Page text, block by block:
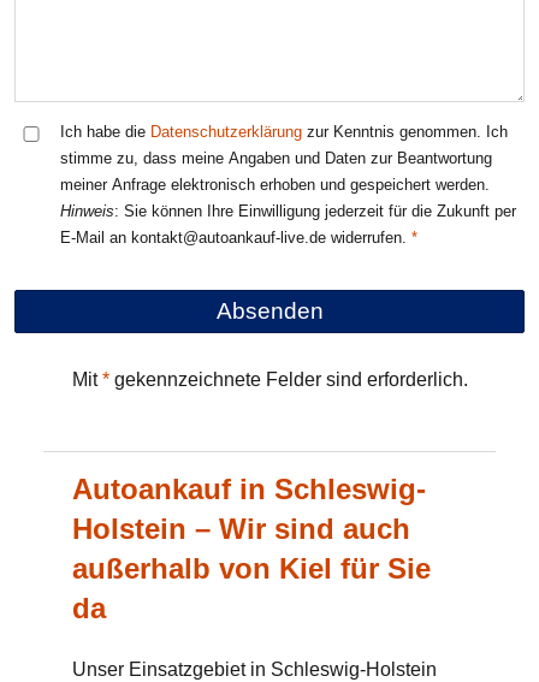
Ich habe die Datenschutzerklärung zur Kenntnis genommen. Ich
stimme zu, dass meine Angaben und Daten zur Beantwortung
meiner Anfrage elektronisch erhoben und gespeichert werden.
Hinweis: Sie können Ihre Einwilligung jederzeit für die Zukunft per
E-Mail an kontakt@autoankauf-live.de widerrufen.
Mit* gekennzeichnete Felder sind erforderlich.
Autoankauf in Schleswig-
Holstein – Wir sind auch
außerhalb von Kiel für Sie
da
Unser Einsatzgebiet in Schleswig-Holstein